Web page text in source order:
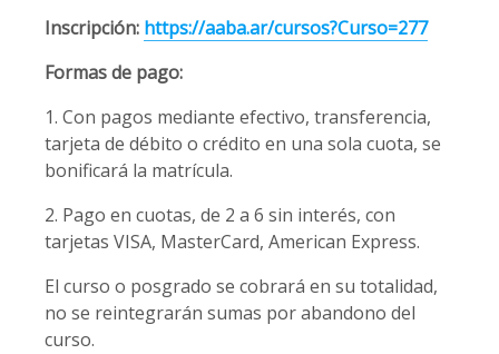
Inscripción: https://aaba.ar/cursos?Curso=277
Formas de pago:
1. Con pagos mediante efectivo, transferencia,
tarjeta de débito o crédito en una sola cuota, se
bonificará la matrícula.
2. Pago en cuotas, de 2 a 6 sin interés, con
tarjetas VISA, MasterCard, American Express.
El curso o posgrado se cobrará en su totalidad,
no se reintegrarán sumas por abandono del
curso.